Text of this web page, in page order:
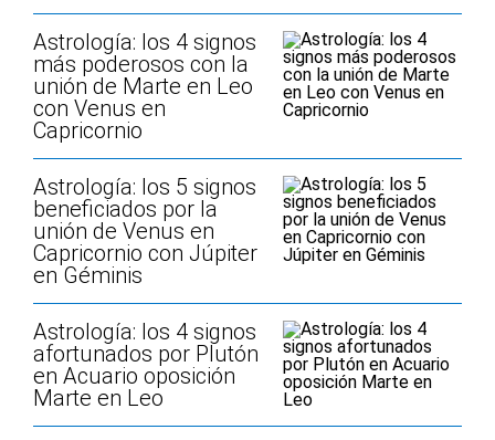
Astrología: los 4 signos
más poderosos con la
unión de Marte en Leo
con Venus en
Capricornio
Astrología: los 5 signos
beneficiados por la
unión de Venus en
Capricornio con Júpiter
en Géminis
Astrología: los 4 signos
afortunados por Plutón
en Acuario oposición
Marte en Leo